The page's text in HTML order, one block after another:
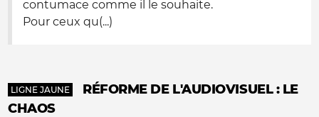
contumace comme il le souhaite.
Pour ceux qu(...)
LIGNE JAUNE
RÉFORME DE L'AUDIOVISUEL : LE
CHAOS